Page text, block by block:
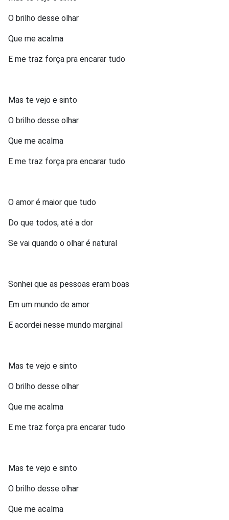
O brilho desse olhar
Que me acalma
E me traz força pra encarar tudo
Mas te vejo e sinto
O brilho desse olhar
Que me acalma
E me traz força pra encarar tudo
O amor é maior que tudo
Do que todos, até a dor
Se vai quando o olhar é natural
Sonhei que as pessoas eram boas
Em um mundo de amor
E acordei nesse mundo marginal
Mas te vejo e sinto
O brilho desse olhar
Que me acalma
E me traz força pra encarar tudo
Mas te vejo e sinto
O brilho desse olhar
Que me acalma